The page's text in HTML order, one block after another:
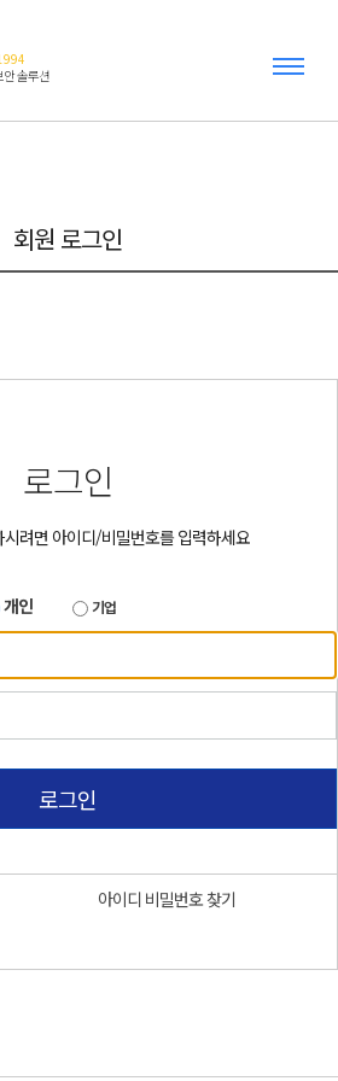
안 솔루션
회원 로그인
로그인
려면 아이디/비밀번호를 입력하세요
개인 기업
로그인
아이디 비밀번호 찾기